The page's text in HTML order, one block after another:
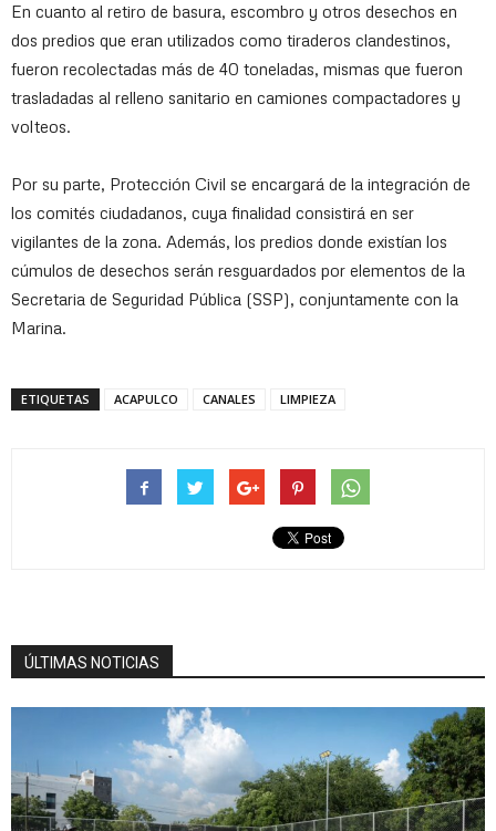
En cuanto al retiro de basura, escombro y otros desechos en
dos predios que eran utilizados como tiraderos clandestinos,
fueron recolectadas más de 40 toneladas, mismas que fueron
trasladadas al relleno sanitario en camiones compactadores y
volteos.
Por su parte, Protección Civil se encargará de la integración de
los comités ciudadanos, cuya finalidad consistirá en ser
vigilantes de la zona. Además, los predios donde existían los
cúmulos de desechos serán resguardados por elementos de la
Secretaria de Seguridad Pública (SSP), conjuntamente con la
Marina.
ETIQUETAS ACAPULCO CANALES LIMPIEZA
ÚLTIMAS NOTICIAS